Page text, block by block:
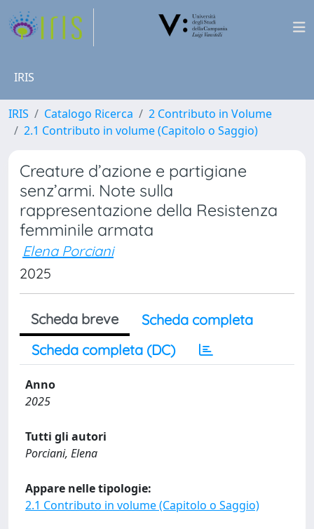
IRIS
IRIS Catalogo Ricerca
2 Contributo in Volume
2.1 Contributo in volume (Capitolo o Saggio)
Creature d’azione e partigiane
senz’armi. Note sulla
rappresentazione della Resistenza
femminile armata
Elena Porciani
2025
Scheda breve
Scheda completa
Scheda completa (DC)
Anno
2025
Tutti gli autori
Porciani, Elena
Appare nelle tipologie:
2.1 Contributo in volume (Capitolo o Saggio)